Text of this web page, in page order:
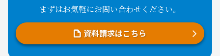
まずはお気軽にお問い合わせください。
資料請求はこちら